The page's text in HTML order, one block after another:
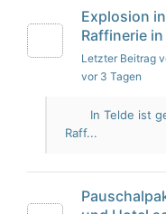
Explosion
Raffinerie in
Letzter Beitrag
vor 3 Tagen
In Telde ist
Raff...